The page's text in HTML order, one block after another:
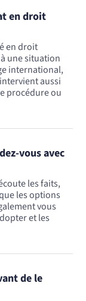
en droit
en droit
une situation
international,
aussi
procédure ou
vous avec
les faits,
les options
vous
et les
de le